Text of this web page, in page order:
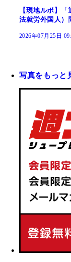
【現地ルポ】
法就労外国人）
2026年07月25日
写真をもっと